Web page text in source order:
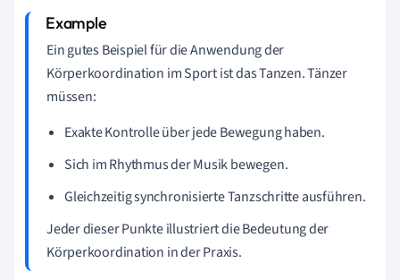
Ein gutes Beispiel für die Anwendung der
Körperkoordination im Sport ist das Tanzen. Tänzer
müssen:
Exakte Kontrolle über jede Bewegung haben.
Sich im Rhythmus der Musik bewegen.
Gleichzeitig synchronisierte Tanzschritte ausführen.
Jeder dieser Punkte illustriert die Bedeutung der
Körperkoordination in der Praxis.